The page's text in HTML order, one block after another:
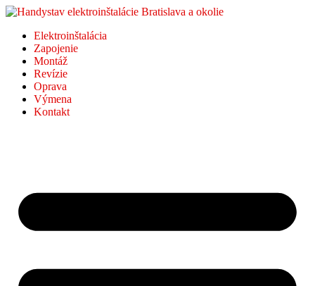
Elektroinštalácia
Zapojenie
Montáž
Revízie
Oprava
Výmena
Kontakt